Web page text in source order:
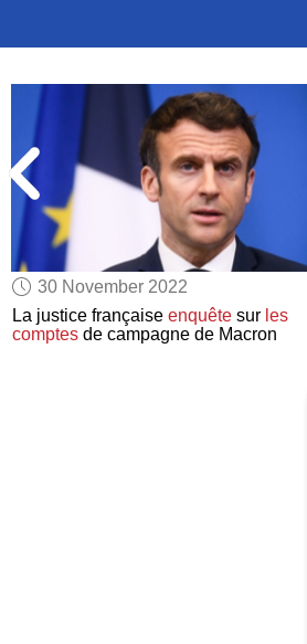
30 November 2022
La justice françaiseenquête sur les
comptes de campagne de Macron